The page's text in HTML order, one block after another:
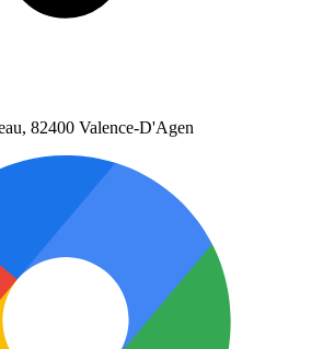
82400 Valence-D'Agen